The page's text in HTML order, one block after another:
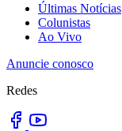
Últimas Notícias
Colunistas
Ao Vivo
Anuncie conosco
Redes